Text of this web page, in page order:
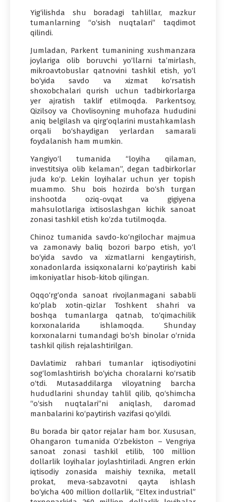
Yig‘ilishda shu boradagi tahlillar, mazkur
tumanlarning “o‘sish nuqtalari” taqdimot
qilindi.
Jumladan, Parkent tumanining xushmanzara
joylariga olib boruvchi yo‘llarni ta’mirlash,
mikroavtobuslar qatnovini tashkil etish, yo‘l
bo‘yida savdo va xizmat ko‘rsatish
shoxobchalari qurish uchun tadbirkorlarga
yer ajratish taklif etilmoqda. Parkentsoy,
Qizilsoy va Chovlisoyning muhofaza hududini
aniq belgilash va qirg‘oqlarini mustahkamlash
orqali bo‘shaydigan yerlardan samarali
foydalanish ham mumkin.
Yangiyo‘l tumanida “loyiha qilaman,
investitsiya olib kelaman”, degan tadbirkorlar
juda ko‘p. Lekin loyihalar uchun yer topish
muammo. Shu bois hozirda bo‘sh turgan
inshootda oziq-ovqat va gigiyena
mahsulotlariga ixtisoslashgan kichik sanoat
zonasi tashkil etish ko‘zda tutilmoqda.
Chinoz tumanida savdo-ko‘ngilochar majmua
va zamonaviy baliq bozori barpo etish, yo‘l
bo‘yida savdo va xizmatlarni kengaytirish,
xonadonlarda issiqxonalarni ko‘paytirish kabi
imkoniyatlar hisob-kitob qilingan.
Oqqo‘rg‘onda sanoat rivojlanmagani sababli
ko‘plab xotin-qizlar Toshkent shahri va
boshqa tumanlarga qatnab, to‘qimachilik
korxonalarida ishlamoqda. Shunday
korxonalarni tumandagi bo‘sh binolar o‘rnida
tashkil qilish rejalashtirilgan.
Davlatimiz rahbari tumanlar iqtisodiyotini
sog‘lomlashtirish bo‘yicha choralarni ko‘rsatib
o‘tdi. Mutasaddilarga viloyatning barcha
hududlarini shunday tahlil qilib, qo‘shimcha
“o‘sish nuqtalari”ni aniqlash, daromad
manbalarini ko‘paytirish vazifasi qo‘yildi.
Bu borada bir qator rejalar ham bor. Xususan,
Ohangaron tumanida O‘zbekiston – Vengriya
sanoat zonasi tashkil etilib, 100 million
dollarlik loyihalar joylashtiriladi. Angren erkin
iqtisodiy zonasida maishiy texnika, metall
prokat, meva-sabzavotni qayta ishlash
bo‘yicha 400 million dollarlik, “Eltex industrial”